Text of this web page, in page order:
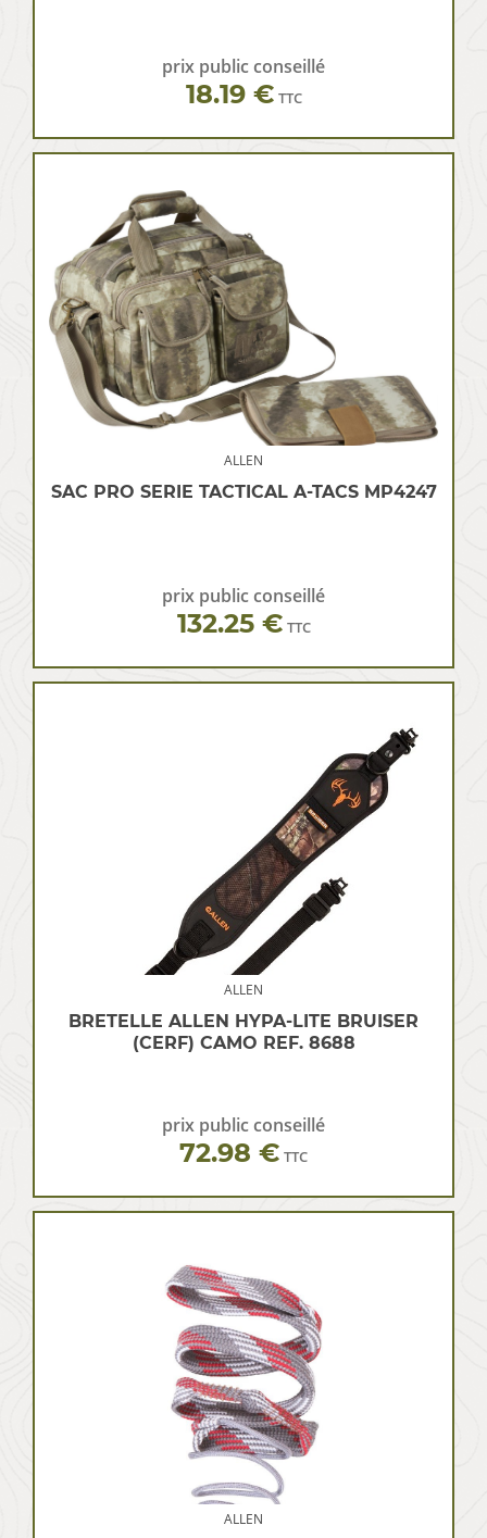
prix public conseillé
18.19 € TTC
ALLEN
SAC PRO SERIE TACTICAL A-TACS MP4247
prix public conseillé
132.25 € TTC
ALLEN
BRETELLE ALLEN HYPA-LITE BRUISER
(CERF) CAMO REF. 8688
prix public conseillé
72.98 € TTC
ALLEN